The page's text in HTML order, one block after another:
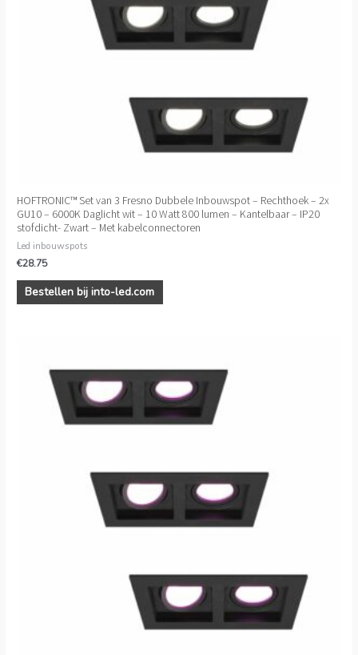
HOFTRONIC™ Set van 3 Fresno Dubbele Inbouwspot – Rechthoek – 2x
GU10 – 6000K Daglicht wit – 10 Watt 800 lumen – Kantelbaar – IP20
stofdicht- Zwart – Met kabelconnectoren
Led inbouwspots
€28.75
Bestellen bij into-led.com